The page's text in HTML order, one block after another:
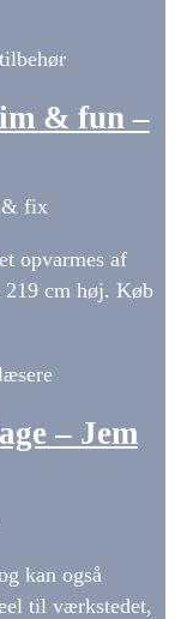
& fun –
& fix
opvarmes af
219 cm høj. Køb
– Jem
kan også
til værkstedet,